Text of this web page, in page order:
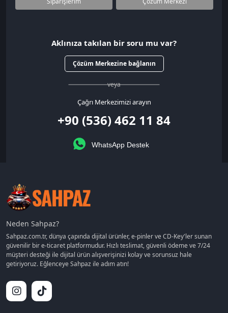
PUBG Mobile UC satın al
Dijital oyun epinleri
Bu ürünler sayesinde oyun içinde skin, battle pass, kozmetik içerikler
ve premium avantajlara kolayca ulaşabilirsiniz.
Sahpaz, oyunculara hızlı ve güvenli alışveriş deneyimi sunmak için
⚡ Anında teslimat
🔒 Güvenli ödeme altyapısı
💳 Çoklu ödeme seçenekleri
güvenle satın alabilir, oyun deneyiminizi daha keyifli hale
getirebilirsiniz.
Aklınıza takılan bir soru mu var?
Çözüm Merkezine bağlanın
veya
Çağrı Merkezimizi arayın
+90 (536) 462 11 84
WhatsApp Destek
Neden Sahpaz?
Sahpaz.com.tr, dünya çapında dijital ürünler, e-pinler ve CD-Key'ler sunan
güvenilir bir e-ticaret platformudur. Hızlı teslimat, güvenli ödeme ve 7/24
müşteri desteği ile dijital ürün alışverişinizi kolay ve sorunsuz hale
getiriyoruz. Eğlenceye Sahpaz ile adım atın!